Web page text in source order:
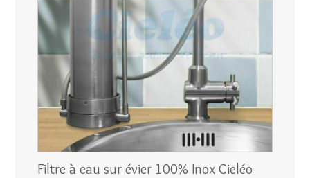
Filtre à eau sur évier 100% Inox Cieléo